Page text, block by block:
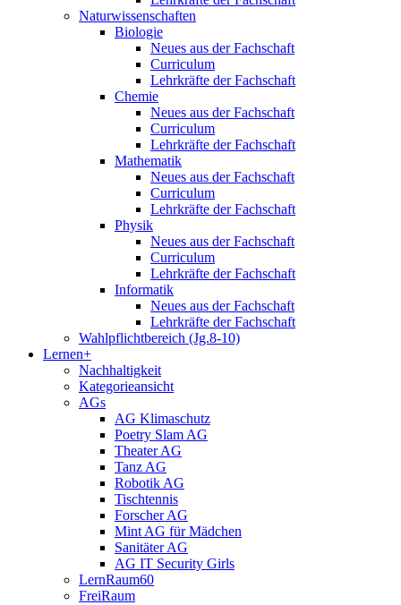
Naturwissenschaften
Biologie
Neues aus der Fachschaft
Curriculum
Lehrkräfte der Fachschaft
Chemie
Neues aus der Fachschaft
Curriculum
Lehrkräfte der Fachschaft
Mathematik
Neues aus der Fachschaft
Curriculum
Lehrkräfte der Fachschaft
Physik
Neues aus der Fachschaft
Curriculum
Lehrkräfte der Fachschaft
Informatik
Neues aus der Fachschaft
Lehrkräfte der Fachschaft
Wahlpflichtbereich (Jg.8-10)
Lernen+
Nachhaltigkeit
Kategorieansicht
AGs
AG Klimaschutz
Poetry Slam AG
Theater AG
Tanz AG
Robotik AG
Tischtennis
Forscher AG
Mint AG für Mädchen
Sanitäter AG
AG IT Security Girls
LernRaum60
FreiRaum